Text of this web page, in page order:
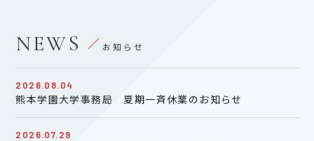
NEWS お知らせ
2026.08.04
熊本学園大学事務局 夏期一斉休業のお知らせ
2026.07.29